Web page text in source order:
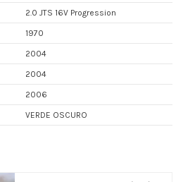
2.0 JTS 16V Progression
1970
2004
2004
2006
VERDE OSCURO